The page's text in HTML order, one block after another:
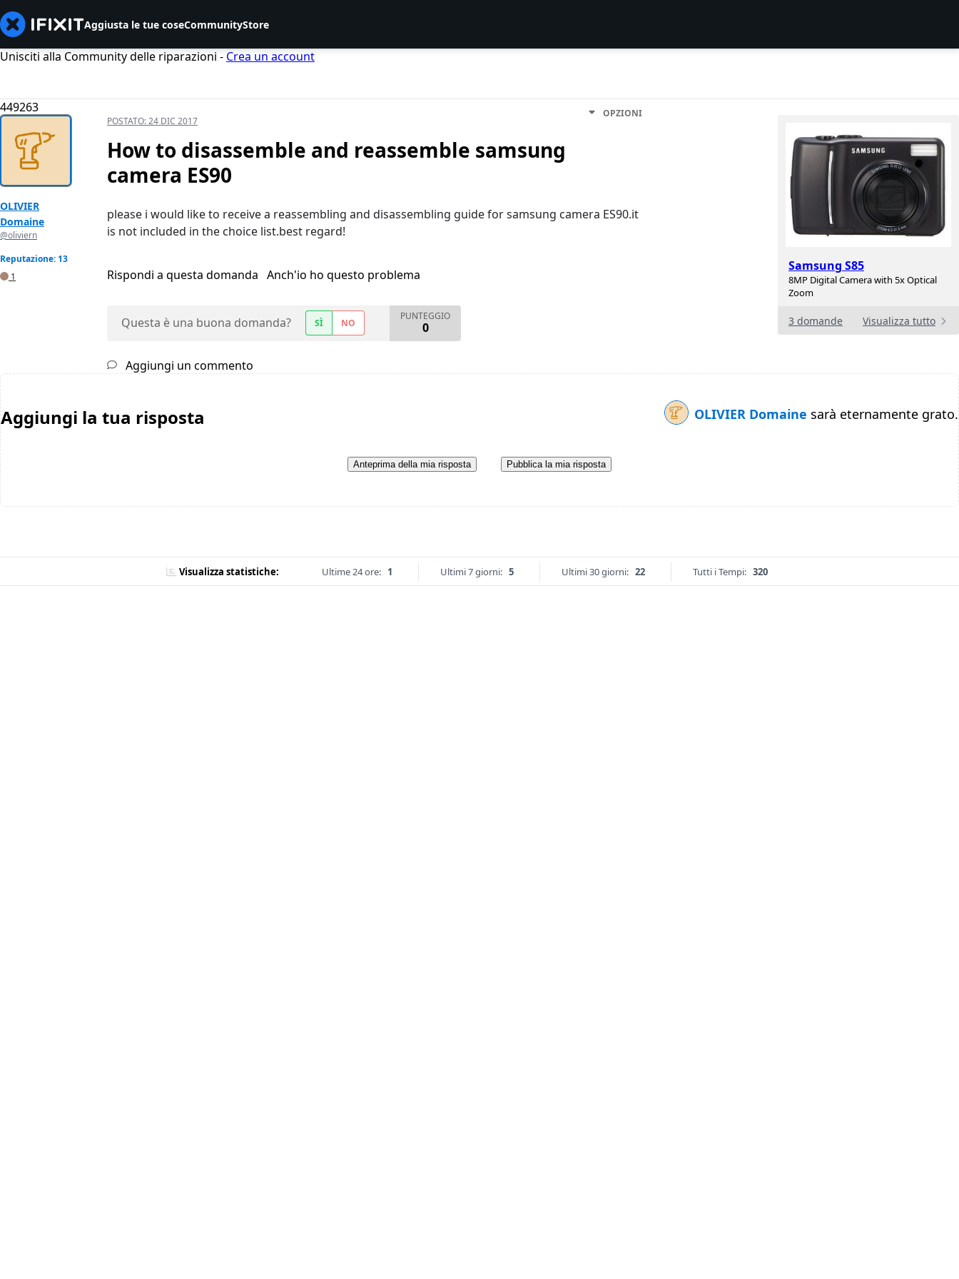
Aggiusta le tue coseCommunityStore
Unisciti alla Community delle riparazioni - Crea un account
449263
Samsung S85
8MP Digital Camera with 5x Optical
Zoom
3 domande Visualizza tutto
OLIVIER
Domaine
@oliviern
Reputazione: 13
1
POSTATO:24 DIC 2017
OPZIONI
How to disassemble and reassemble samsung
camera ES90
please i would like to receive a reassembling and disassembling guide for samsung camera ES90.it
is not included in the choice list.best regard!
Rispondi a questa domanda Anch'io ho questo problema
Questa è una buona domanda? SÌ NO
PUNTEGGIO
0
Aggiungi un commento
Aggiungi la tua risposta OLIVIER Domaine sarà eternamente grato.
Anteprima della mia risposta Pubblica la mia risposta
Visualizza statistiche: Ultime 24 ore: 1 Ultimi 7 giorni: 5 Ultimi 30 giorni: 22 Tutti i Tempi: 320